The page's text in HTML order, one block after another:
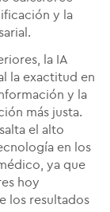
y la
la IA
la exactitud en
y la
más justa.
el alto
en los
ya que
hoy
los resultados